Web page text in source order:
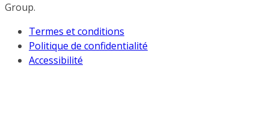
Group.
Termes et conditions
Politique de confidentialité
Accessibilité